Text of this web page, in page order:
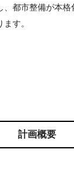
、都市整備が本
す。
計画概要